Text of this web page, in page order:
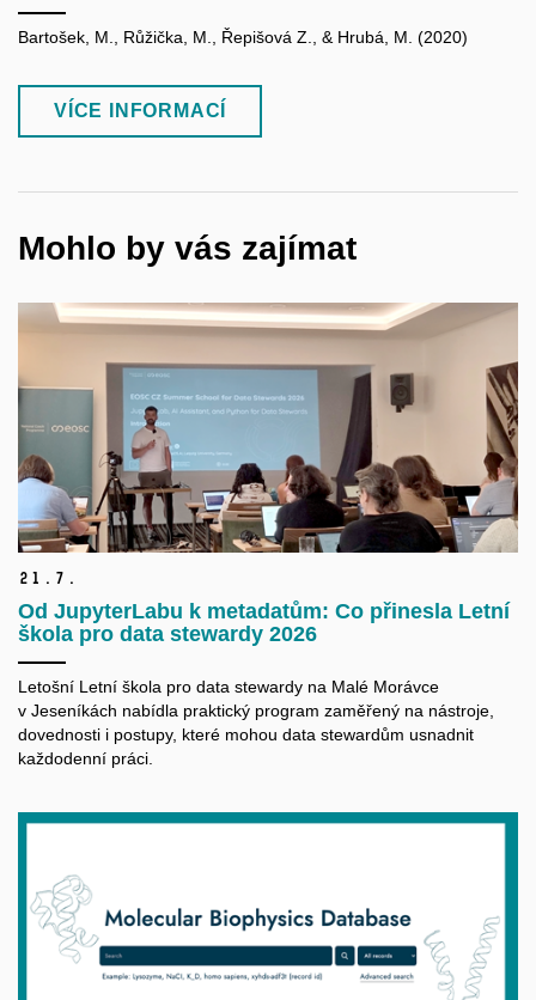
Bartošek, M., Růžička, M., Řepišová Z., & Hrubá, M. (2020)
VÍCE INFORMACÍ
Mohlo by vás zajímat
21. 7.
Od JupyterLabu k metadatům: Co přinesla Letní
škola pro data stewardy 2026
Letošní Letní škola pro data stewardy na Malé Morávce
v Jeseníkách nabídla praktický program zaměřený na nástroje,
dovednosti i postupy, které mohou data stewardům usnadnit
každodenní práci.